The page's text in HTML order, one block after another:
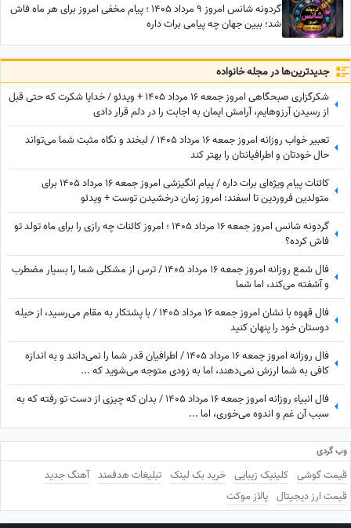
گردونه شانس امروز 9 مرداد 1405 ؛ پیام مخفی امروز برای هر ماه فاش
شد؛ ببین جهان چه پیامی برات داره
جدید‌ترین‌ها در مجله خانواده
شکرگزاری صبحگاهی امروز جمعه 16 مرداد 1405 + ویدئو / خدایا شکرت که حتی قبل
از رسیدن آرزوهایم، آرامشِ ایمان به اجابت را در دلم قرار دادی
تعبیر خواب روزانه امروز جمعه 16 مرداد 1405 / لبخند و نگاه مثبت شما می‌تواند
حال خودتان و اطرافیانتان را بهتر کند
کائنات پیام ویژه‌ای برات داره / پیام انگیزشی امروز جمعه 16 مرداد 1405 برای
متولدین فروردین تا اسفند: امروز زمان درخشیدن توست + ویدئو
گردونه شانس امروز جمعه 16 مرداد 1405 ؛ امروز کائنات چه رازی را برای ماه تولد تو
فاش کرده؟
فال شمع روزانه امروز جمعه 16 مرداد 1405 / ترس از مشکلی شما را بسیار مضطرب
و آشفته می‌کند، اما شما
فال قهوه با نشان امروز جمعه 16 مرداد 1405 / با پشتکار به مقام می‌رسید، از حیله
دوستان خود را پنهان کنید
فال روزانه امروز جمعه 16 مرداد 1405 / اطرافیان قدر شما را نمی‌دانند و به اندازه
کافی به شما ارزش نمی‌دهند، اما به زودی متوجه می‌شوید که ...
فال انبیاء روزانه امروز جمعه 16 مرداد 1405 / بدان که چیزی از دست تو رفته که به
سبب آن غم و اندوه می‌خوری، اما ...
وب گردی
قیمت گوشی کلینیک زیبایی خرید بک لینک تبلیغات هدفمند آهنگ جدید
قیمت ارز دیجیتال پالاز موکت